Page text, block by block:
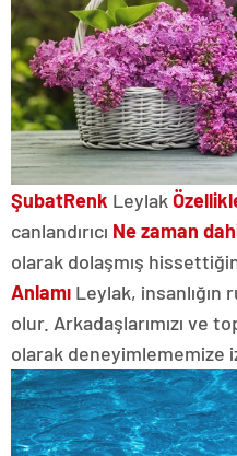
ŞubatRenk Leylak
canlandırıcı Ne zaman
olarak dolaşmış
Anlamı Leylak, insanlığın
olur. Arkadaşlarımızı ve
olarak deneyimlememize